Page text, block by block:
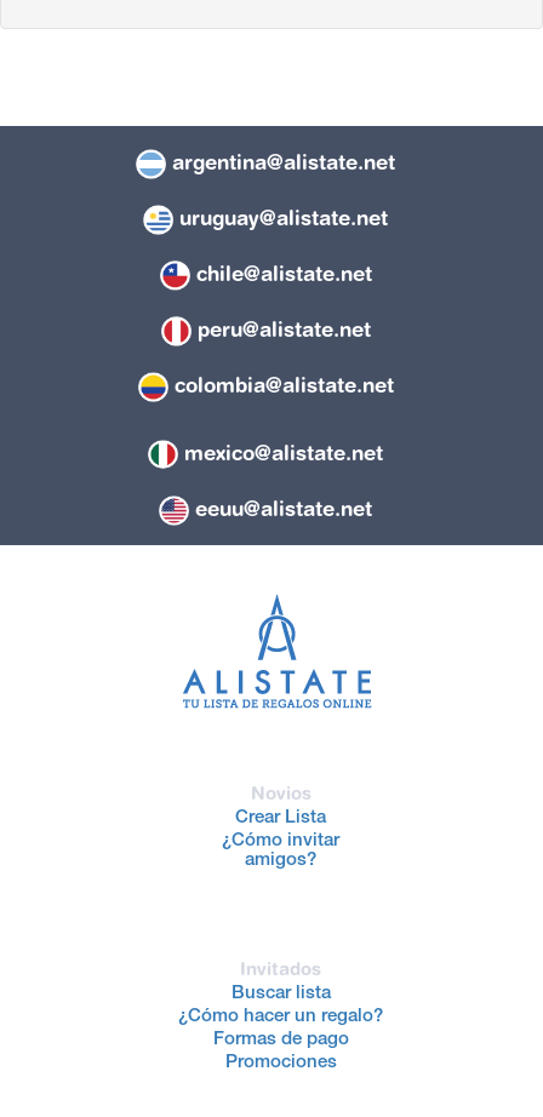
argentina@alistate.net
uruguay@alistate.net
chile@alistate.net
peru@alistate.net
colombia@alistate.net
mexico@alistate.net
eeuu@alistate.net
Novios
Crear Lista
¿Cómo invitar
amigos?
Invitados
Buscar lista
¿Cómo hacer un regalo?
Formas de pago
Promociones